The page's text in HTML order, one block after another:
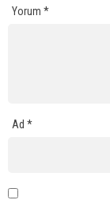
Yorum *
Ad *